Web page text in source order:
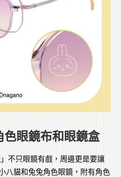
眼鏡布和眼鏡盒
不只眼鏡有戲，周邊更是要讓
八貓和兔兔角色眼鏡，附有角色